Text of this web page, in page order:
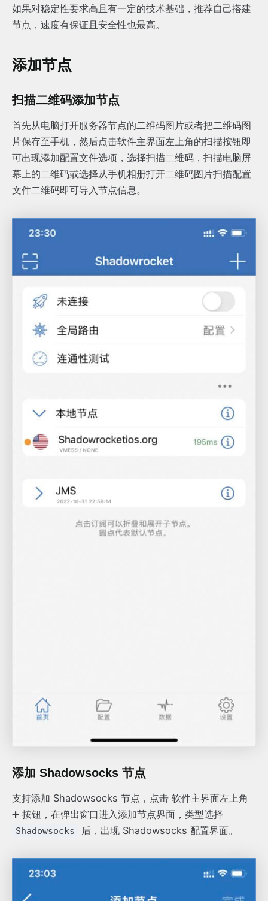
如果对稳定性要求高且有一定的技术基础，推荐自己搭建
节点，速度有保证且安全性也最高。
添加节点
扫描二维码添加节点
首先从电脑打开服务器节点的二维码图片或者把二维码图
片保存至手机，然后点击软件主界面左上角的扫描按钮即
可出现添加配置文件选项，选择扫描二维码，扫描电脑屏
幕上的二维码或选择从手机相册打开二维码图片扫描配置
文件二维码即可导入节点信息。
添加 Shadowsocks 节点
支持添加 Shadowsocks 节点，点击 软件主界面左上角
➕ 按钮，在弹出窗口进入添加节点界面，类型选择
Shadowsocks 后，出现 Shadowsocks 配置界面。